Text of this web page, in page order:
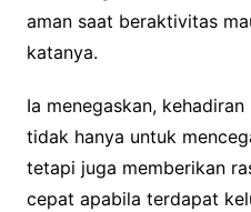
aman saat beraktivitas
katanya.
Ia menegaskan,
tidak hanya untuk
tetapi juga memberikan
cepat apabila terdapat